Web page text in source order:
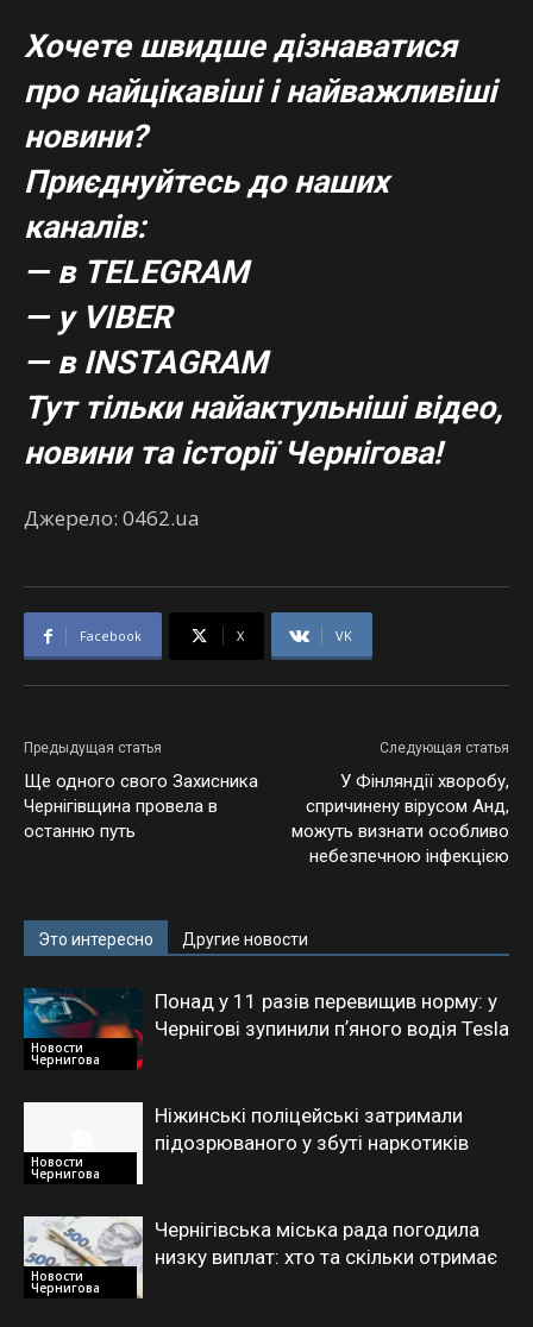
Хочете швидше дізнаватися
про найцікавіші і найважливіші
новини?
Приєднуйтесь до наших
каналів:
— в TELEGRAM
— у VIBER
— в INSTAGRAM
Тут тільки найактульніші відео,
новини та історії Чернігова!
Джерело: 0462.ua
Facebook X VK
Предыдущая статья
Ще одного свого Захисника
Чернігівщина провела в
останню путь
Следующая статья
У Фінляндії хворобу,
спричинену вірусом Анд,
можуть визнати особливо
небезпечною інфекцією
Это интересно Другие новости
Новости
Чернигова
Понад у 11 разів перевищив норму: у
Чернігові зупинили пʼяного водія Tesla
Новости
Чернигова
Ніжинські поліцейські затримали
підозрюваного у збуті наркотиків
Новости
Чернигова
Чернігівська міська рада погодила
низку виплат: хто та скільки отримає